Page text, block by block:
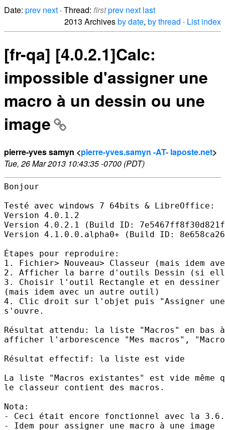
Date: prev next · Thread: firstprev next last
2013 Archivesby date, by thread · List index
[fr-qa] [4.0.2.1]Calc:
impossible d'assigner une
macro à un dessin ou une
image
pierre-yves samyn <pierre-yves.samyn -AT- laposte.net>
Tue, 26 Mar 2013 10:43:35 -0700 (PDT)
Bonjour
Testé avec windows 7 64bits & LibreOffice:
Version 4.0.1.2
Version 4.0.2.1 (Build ID:
Version 4.1.0.0.alpha0+ (Build ID:
Étapes pour reproduire:
1. Fichier> Nouveau> Classeur (mais idem
2. Afficher la barre d'outils Dessin (si
3. Choisir l'outil Rectangle et en
(mais idem avec un autre outil)
4. Clic droit sur l'objet puis "Assigner une
s'ouvre.
Résultat attendu: la liste "Macros" en bas
afficher l'arborescence "Mes macros",
Résultat effectif: la liste est vide
La liste "Macros existantes" est vide même
le classeur contient des macros.
Nota:
- Ceci était encore fonctionnel avec la
- Idem pour assigner une macro à une image